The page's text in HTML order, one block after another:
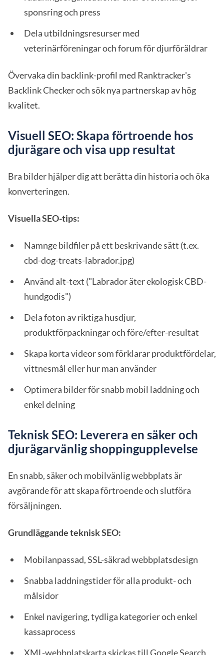
sponsring och press
Dela utbildningsresurser med
veterinärföreningar och forum för djurföräldrar
Övervaka din backlink-profil med Ranktracker's
Backlink Checker och sök nya partnerskap av hög
kvalitet.
Visuell SEO: Skapa förtroende hos
djurägare och visa upp resultat
Bra bilder hjälper dig att berätta din historia och öka
konverteringen.
Visuella SEO-tips:
Namnge bildfiler på ett beskrivande sätt (t.ex.
cbd-dog-treats-labrador.jpg)
Använd alt-text ("Labrador äter ekologisk CBD-
hundgodis")
Dela foton av riktiga husdjur,
produktförpackningar och före/efter-resultat
Skapa korta videor som förklarar produktfördelar,
vittnesmål eller hur man använder
Optimera bilder för snabb mobil laddning och
enkel delning
Teknisk SEO: Leverera en säker och
djurägarvänlig shoppingupplevelse
En snabb, säker och mobilvänlig webbplats är
avgörande för att skapa förtroende och slutföra
försäljningen.
Grundläggande teknisk SEO:
Mobilanpassad, SSL-säkrad webbplatsdesign
Snabba laddningstider för alla produkt- och
målsidor
Enkel navigering, tydliga kategorier och enkel
kassaprocess
XML-webbplatskarta skickas till Google Search